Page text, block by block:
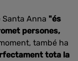
Anna "és
persones,
també ha
tota la